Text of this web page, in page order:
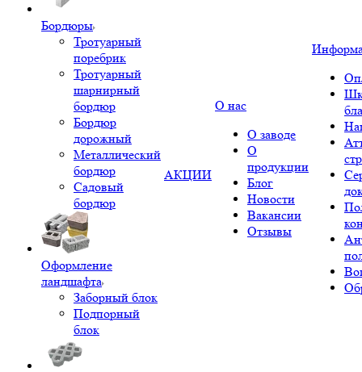
Бордюры
Тротуарный
поребрик
Тротуарный
шарнирный
бордюр
Бордюр
дорожный
Металлический
бордюр
Садовый
бордюр
Оформление
ландшафта
Заборный блок
Подпорный
блок
АКЦИИ
О нас
О заводе
О
продукции
Блог
Новости
Вакансии
Отзывы